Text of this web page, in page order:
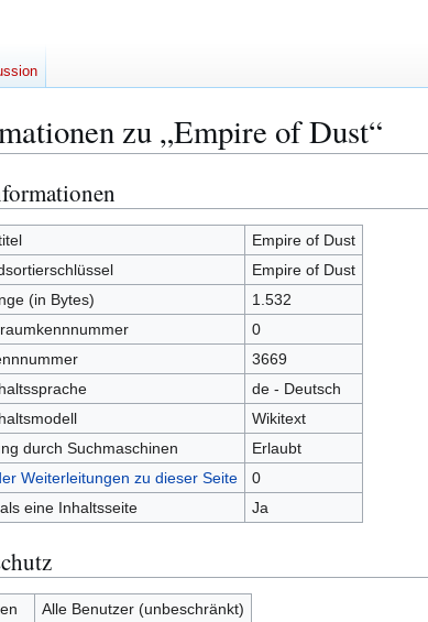
zu „Empire of Dust“
Empire of Dust
Empire of Dust
(in Bytes)
1.532
0
3669
de - Deutsch
Wikitext
durch Suchmaschinen
Erlaubt
Weiterleitungen zu dieser Seite
0
eine Inhaltsseite
Ja
Alle Benutzer (unbeschränkt)